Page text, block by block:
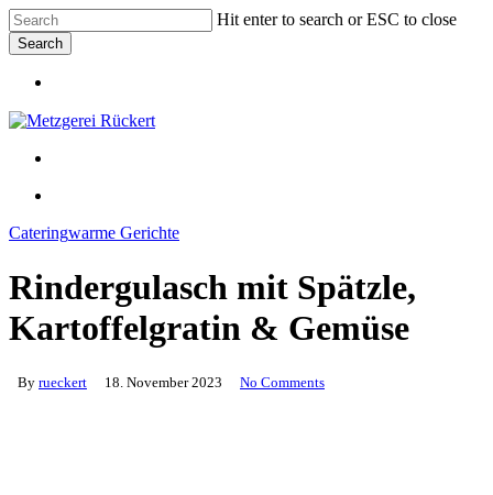
Skip
to
main
content
Hit enter to search or ESC to close
Search
Search
Menu
Cateringwarme Gerichte
Rindergulasch mit Spätzle,
Kartoffelgratin & Gemüse
By rueckert 18. November 2023 No Comments